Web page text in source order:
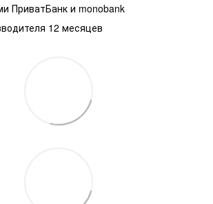
ПриватБанк и monobank
12 месяцев